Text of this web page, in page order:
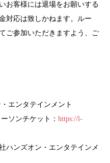
お客様には退場をお願いする
対応は致しかねます。ルー
ご参加いただきますよう、ご
エンタテインメント
ーソンチケット： https://l-
ハンズオン・エンタテインメ